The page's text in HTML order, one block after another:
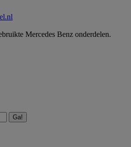
Mercedes Benz onderdelen.